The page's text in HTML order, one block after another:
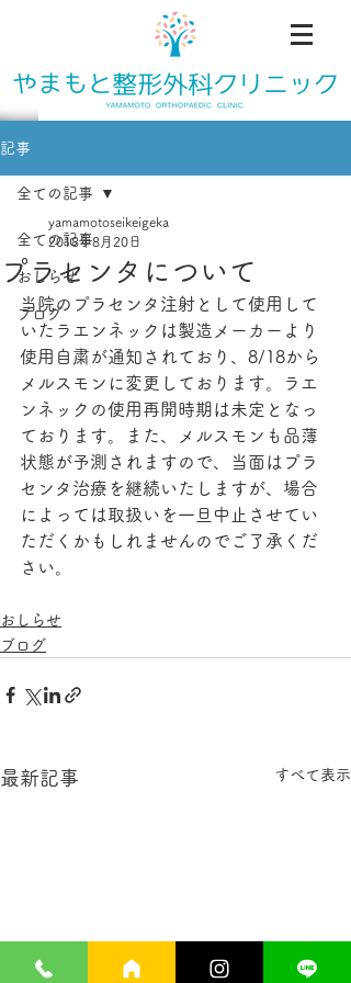
記事
全ての記事
おしらせ
ブログ
全ての記事
プラセンタについて
yamamotoseikeigeka
2018年8月20日
当院のプラセンタ注射として使用して
いたラエンネックは製造メーカーより
使用自粛が通知されており、8/18から
メルスモンに変更しております。ラエ
ンネックの使用再開時期は未定となっ
ております。また、メルスモンも品薄
状態が予測されますので、当面はプラ
センタ治療を継続いたしますが、場合
によっては取扱いを一旦中止させてい
ただくかもしれませんのでご了承くだ
さい。
おしらせ
ブログ
最新記事 すべて表示